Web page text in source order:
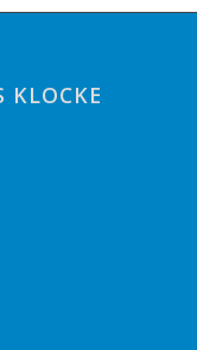
KLOCKE